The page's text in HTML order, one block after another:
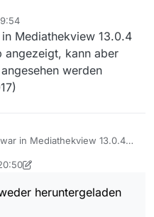
Mediathekview 13.0.4
angezeigt, kann aber
werden
in Mediathekview 13.0.4
angesehen werden
12. Apr. 2017, 21:51
heruntergeladen